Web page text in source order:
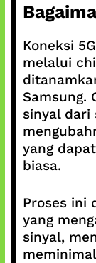
Koneksi
melalui
Samsung.
sinyal dari
yang
biasa.
Proses ini
yang
sinyal,